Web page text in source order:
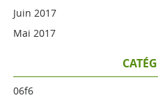
Juin 2017
Mai 2017
06f6